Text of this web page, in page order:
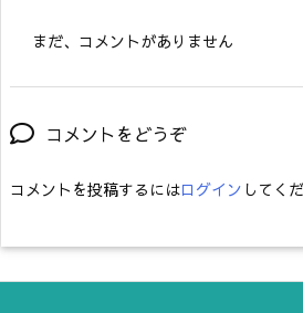
まだ、コメントがありません
コメントをどうぞ
コメントを投稿するにはログイン してく